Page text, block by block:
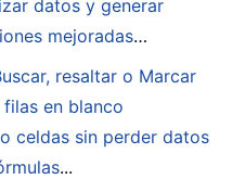
datos y generar
mejoradas…
resaltar o Marcar
filas en blanco
celdas sin perder datos
...